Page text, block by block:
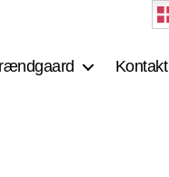
Kontakt